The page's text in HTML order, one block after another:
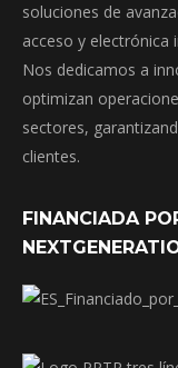
soluciones de
acceso y electrónica
Nos dedicamos a
optimizan
sectores,
clientes.
FINANCIADA